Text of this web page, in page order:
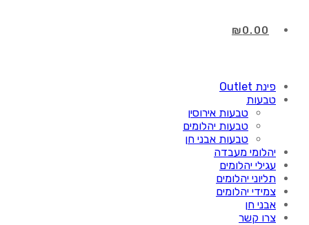
₪0.00
פינת Outlet
טבעות
טבעות אירוסין
טבעות יהלומים
טבעות אבני חן
יהלומי מעבדה
עגילי יהלומים
תליוני יהלומים
צמידי יהלומים
אבני חן
צרו קשר